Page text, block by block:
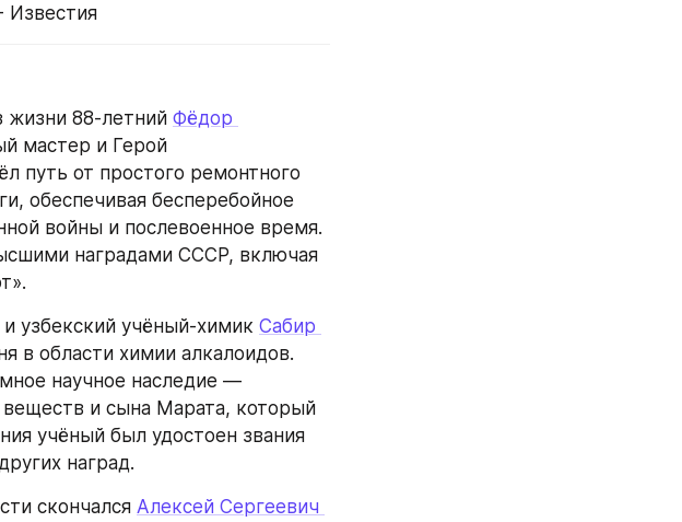
Известия
жизни 88-летний Фёдор
мастер и Герой
путь от простого ремонтного
обеспечивая бесперебойное
войны и послевоенное время.
наградами СССР, включая
узбекский учёный-химик Сабир
в области химии алкалоидов.
научное наследие —
и сына Марата, который
учёный был удостоен звания
наград.
скончался Алексей Сергеевич